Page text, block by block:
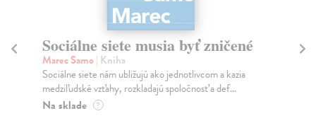
Sociálne siete musia byť zničené
Marec Samo| Kniha
Sociálne siete nám ubližujú ako jednotlivcom a kazia
medziľudské vzťahy, rozkladajú spoločnosť a def...
Na sklade ?